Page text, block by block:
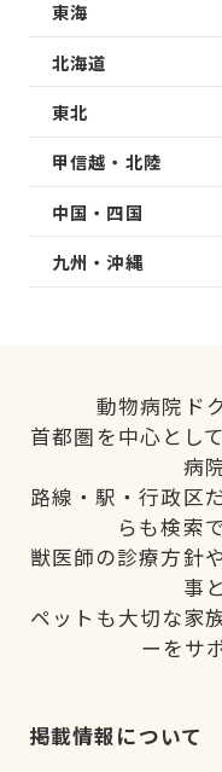
東海
北海道
東北
甲信越・北陸
中国・四国
九州・沖縄
動物病院ド
首都圏を中心とし
病
路線・駅・行政区
らも検索
獣医師の診療方針
事
ペットも大切な家
ーをサ
掲載情報について